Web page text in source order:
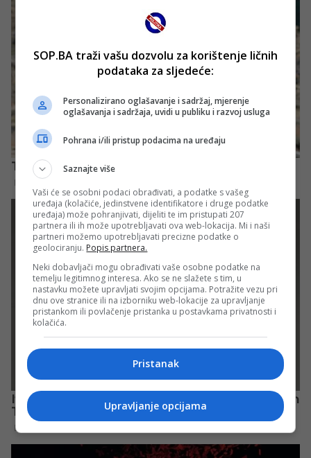
SOP.BA traži vašu dozvolu za korištenje ličnih
podataka za sljedeće:
Personalizirano oglašavanje i sadržaj, mjerenje
oglašavanja i sadržaja, uvidi u publiku i razvoj usluga
Pohrana i/ili pristup podacima na uređaju
Saznajte više
Vaši će se osobni podaci obrađivati, a podatke s vašeg
uređaja (kolačiće, jedinstvene identifikatore i druge podatke
uređaja) može pohranjivati, dijeliti te im pristupati 207
partnera ili ih može upotrebljavati ova web-lokacija. Mi i naši
partneri možemo upotrebljavati precizne podatke o
geolociranju. Popis partnera.
Neki dobavljači mogu obrađivati vaše osobne podatke na
temelju legitimnog interesa. Ako se ne slažete s tim, u
nastavku možete upravljati svojim opcijama. Potražite vezu pri
dnu ove stranice ili na izborniku web-lokacije za upravljanje
pristankom ili povlačenje pristanka u postavkama privatnosti i
kolačića.
Pristanak
Upravljanje opcijama